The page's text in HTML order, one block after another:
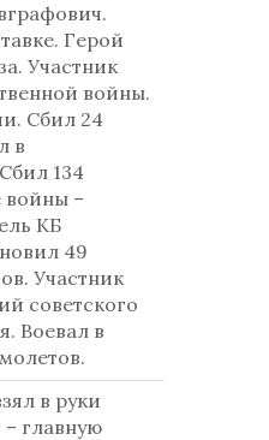
Герой
Участник
войны.
Сбил 24
в
134
войны –
КБ
49
Участник
советского
Воевал в
в руки
главную